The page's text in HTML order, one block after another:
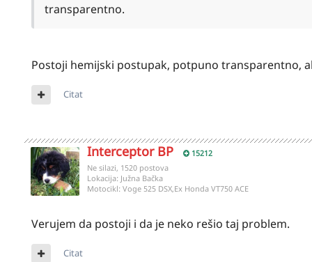
transparentno.
Postoji hemijski postupak, potpuno transparentno,
Citat
Interceptor BP
15212
Ne silazi, 1520 postova
Lokacija: Južna Bačka
Motocikl: Voge 525 DSX,Ex Honda VT750 ACE
Verujem da postoji i da je neko rešio taj problem.
Citat